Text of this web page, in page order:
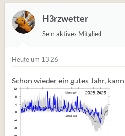
H3rzwetter
Sehr aktives Mitglied
Heute um 13:26
Schon wieder ein gutes Jahr,